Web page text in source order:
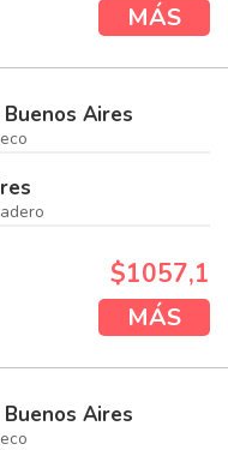
MÁS
Aires
$1057,1
MÁS
Aires